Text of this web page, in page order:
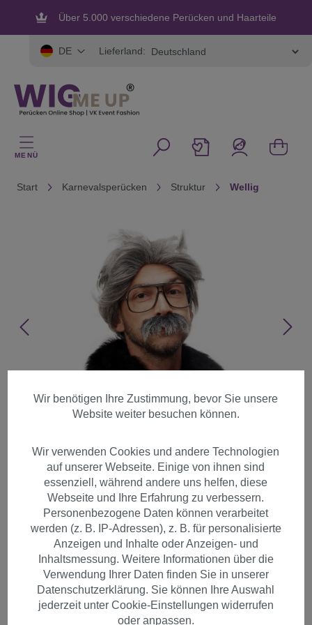
springenÜber 5.000 verschiedene Perücken und Haarteile
Flexible und sichere Zahlung
DE Lieferland:
MENÜ
Start Karnevalsperücken Struktur Wellig
Opa Großvater Perücke & Bart
Kauz Professor grauhaarig
4129
Wir benötigen Ihre Zustimmung, bevor Sie unsere
Website weiter besuchen können.
Wir verwenden Cookies und andere Technologien
auf unserer Webseite. Einige von ihnen sind
essenziell, während andere uns helfen, diese
Webseite und Ihre Erfahrung zu verbessern.
Personenbezogene Daten können verarbeitet
werden (z. B. IP-Adressen), z. B. für personalisierte
Anzeigen und Inhalte oder Anzeigen- und
Inhaltsmessung. Weitere Informationen über die
Verwendung Ihrer Daten finden Sie in unserer
Datenschutzerklärung. Sie können Ihre Auswahl
jederzeit unter Cookie-Einstellungen widerrufen
oder anpassen.